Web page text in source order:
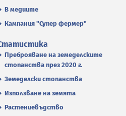
В медиите
Кампания "Супер фермер"
Преброяване на земеделските
стопанства през 2020 г.
Земеделски стопанства
Използване на земята
Растениевъдство